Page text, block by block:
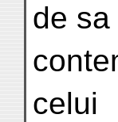
de sa
celui